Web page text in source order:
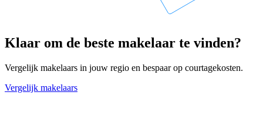
Klaar om de beste makelaar te vinden?
Vergelijk makelaars in jouw regio en bespaar op courtagekosten.
Vergelijk makelaars